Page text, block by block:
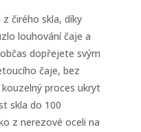
čirého skla, díky
louhování čaje a
dopřejete svým
čaje, bez
proces ukryt
skla do 100
z nerezové oceli na